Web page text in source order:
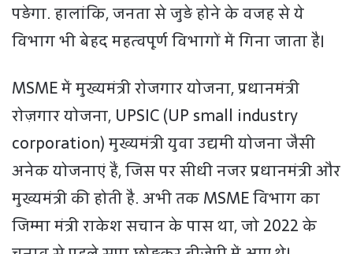
पड़ेगा. हालांकि, जनता से जुड़े होने के वजह से ये
विभाग भी बेहद महत्वपूर्ण विभागों में गिना जाता है।
MSME में मुख्यमंत्री रोजगार योजना, प्रधानमंत्री
रोज़गार योजना, UPSIC (UP small industry
corporation) मुख्यमंत्री युवा उद्यमी योजना जैसी
अनेक योजनाएं हैं, जिस पर सीधी नजर प्रधानमंत्री और
मुख्यमंत्री की होती है. अभी तक MSME विभाग का
जिम्मा मंत्री राकेश सचान के पास था, जो 2022 के